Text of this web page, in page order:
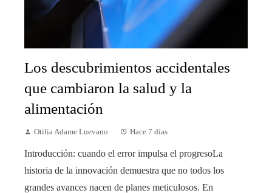
Los descubrimientos accidentales
que cambiaron la salud y la
alimentación
Otilia Adame Luevano Hace 7 días
Introducción: cuando el error impulsa el progresoLa
historia de la innovación demuestra que no todos los
grandes avances nacen de planes meticulosos. En